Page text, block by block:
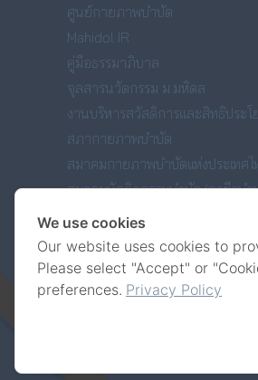
ศูนย์กายภาพบำบัด
Mahidol IR
คู่มือธรรมาภิบาล
จุลสารนวัตกรรม ม.มหิดล
งานบริหารสวัสดิการและสิทธิประโ
สภากายภาพบำบัด
สมาคมกายภาพบำบัดแห่งประเทศไ
สมาคมนักกิจกรรมบำบัด/อาชีวบำ
ประเทศไทย
สมาคมศิษย์เก่าคณะกายภาพบำบั
มหิดล
We use cookies
Our website uses cookies to
Please select "Accept" or
preferences. Privacy Policy